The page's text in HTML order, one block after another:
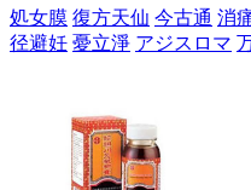
処女膜 復方天仙 今古通 消
径避妊 憂立淨 アジスロマ